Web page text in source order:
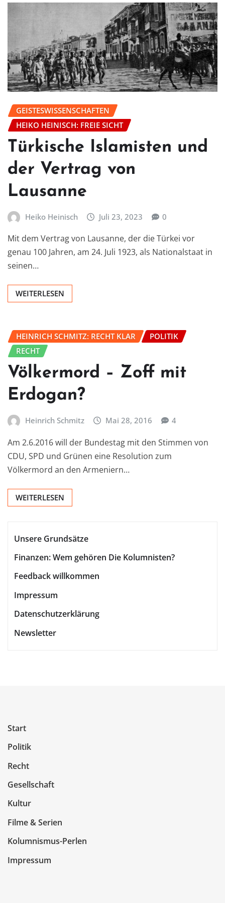
GEISTESWISSENSCHAFTEN
HEIKO HEINISCH: FREIE SICHT
Türkische Islamisten und
der Vertrag von
Lausanne
Heiko Heinisch Juli 23, 2023 0
Mit dem Vertrag von Lausanne, der die Türkei vor
genau 100 Jahren, am 24. Juli 1923, als Nationalstaat in
seinen…
WEITERLESEN
HEINRICH SCHMITZ: RECHT KLAR
POLITIK
RECHT
Völkermord – Zoff mit
Erdogan?
Heinrich Schmitz Mai 28, 2016 4
Am 2.6.2016 will der Bundestag mit den Stimmen von
CDU, SPD und Grünen eine Resolution zum
Völkermord an den Armeniern…
WEITERLESEN
Unsere Grundsätze
Finanzen: Wem gehören Die Kolumnisten?
Feedback willkommen
Impressum
Datenschutzerklärung
Newsletter
Start
Politik
Recht
Gesellschaft
Kultur
Filme & Serien
Kolumnismus-Perlen
Impressum